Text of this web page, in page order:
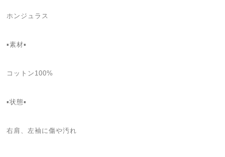
ホンジュラス
▪️素材▪️
コットン100%
▪️状態▪️
右肩、左袖に傷や汚れ